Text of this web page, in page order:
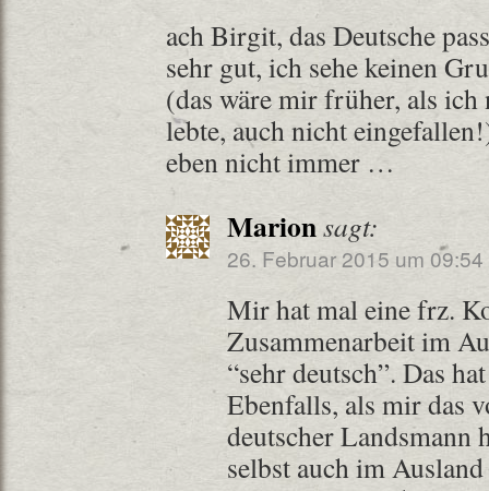
ach Birgit, das Deutsche
sehr gut, ich sehe keinen
(das wäre mir früher, als
lebte, auch nicht
eben nicht immer …
Marionsagt:
26. Februar 2015 um 09:54
Mir hat mal eine frz.
Zusammenarbeit im
“sehr deutsch”. Das
Ebenfalls, als mir das
deutscher Landsmann
selbst auch im